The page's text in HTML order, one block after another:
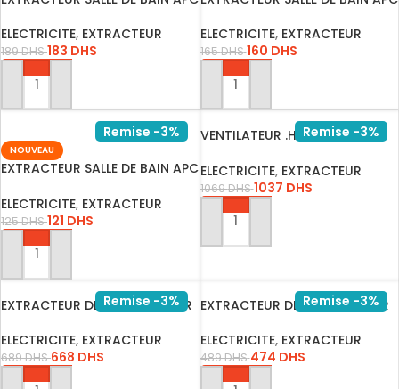
ELECTRICITE, EXTRACTEUR
189DHS183 DHS
AJOUTER AU PANIER
ELECTRICITE, EXTRACTEUR
165DHS160 DHS
AJOUTER AU PANIER
Remise -3%
NOUVEAU
EXTRACTEUR SALLE DE BAIN APC
ELECTRICITE, EXTRACTEUR
125DHS121 DHS
AJOUTER AU PANIER
Remise -3%
VENTILATEUR .HEL-CEN
ELECTRICITE, EXTRACTEUR
1069DHS1037 DHS
AJOUTER AU PANIER
Remise -3%
EXTRACTEUR DE VITRE OU MUR
ELECTRICITE, EXTRACTEUR
689DHS 668 DHS
Remise -3%
EXTRACTEUR DE VITRE OU MER
ELECTRICITE, EXTRACTEUR
489DHS474 DHS